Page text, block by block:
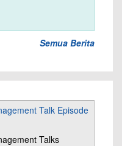
Semua Berita
Talk Episode
Talks